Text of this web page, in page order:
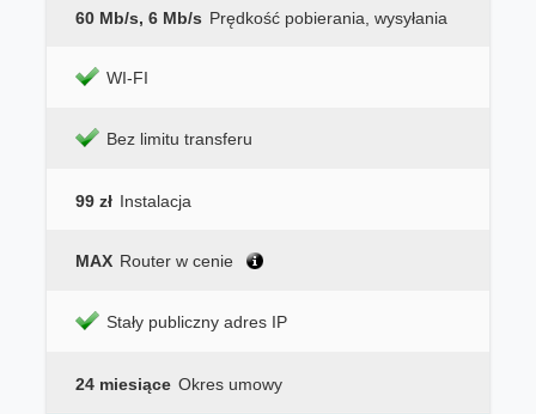
60 Mb/s, 6 Mb/s Prędkość pobierania, wysyłania
WI-FI
Bez limitu transferu
99 zł Instalacja
MAX Router w cenie
Stały publiczny adres IP
24 miesiące Okres umowy